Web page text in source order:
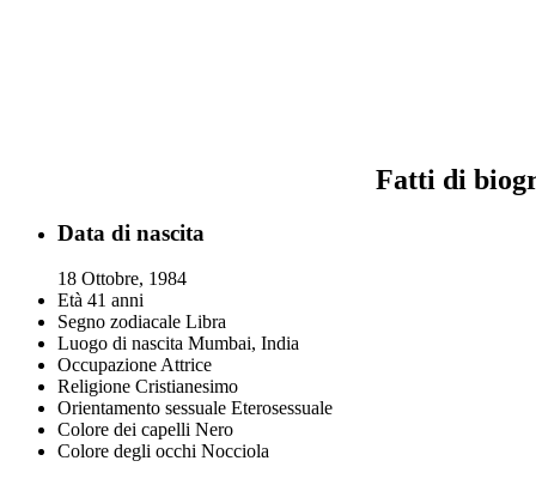
Fatti di
Data di nascita
18 Ottobre, 1984
Età 41 anni
Segno zodiacale Libra
Luogo di nascita Mumbai, India
OccupazioneAttrice
Religione Cristianesimo
Orientamento sessuale Eterosessuale
Colore dei capelli Nero
Colore degli occhi Nocciola